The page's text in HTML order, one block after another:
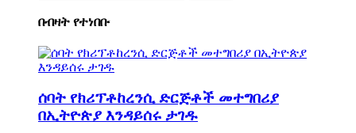
በብዛት የተነበቡ
ሰባት የክሪፕቶከረንሲ ድርጅቶች መተግበሪያ
በኢትዮጵያ እንዳይሰሩ ታገዱ